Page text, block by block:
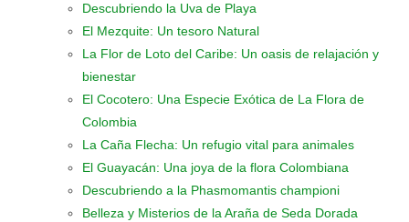
Descubriendo la Uva de Playa
El Mezquite: Un tesoro Natural
La Flor de Loto del Caribe: Un oasis de relajación y
bienestar
El Cocotero: Una Especie Exótica de La Flora de
Colombia
La Caña Flecha: Un refugio vital para animales
El Guayacán: Una joya de la flora Colombiana
Descubriendo a la Phasmomantis championi
Belleza y Misterios de la Araña de Seda Dorada